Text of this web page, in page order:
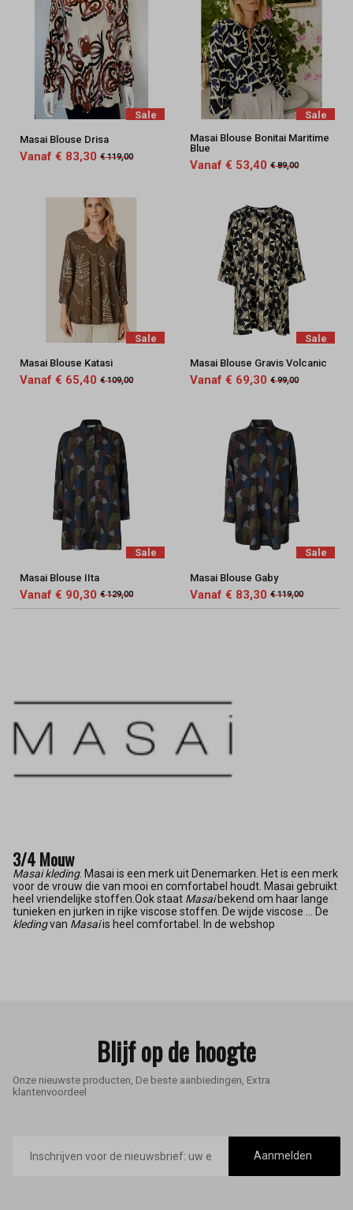
Sale
Masai Blouse Drisa
Vanaf € 83,30 € 119,00
Sale
Masai Blouse Bonitai Maritime
Blue
Vanaf € 53,40 € 89,00
Sale
Masai Blouse Katasi
Vanaf € 65,40 € 109,00
Sale
Masai Blouse Gravis Volcanic
Vanaf € 69,30 € 99,00
Sale
Masai Blouse IIta
Vanaf € 90,30 € 129,00
Sale
Masai Blouse Gaby
Vanaf € 83,30 € 119,00
3/4 Mouw
Masai kleding. Masai is een merk uit Denemarken. Het is een merk
voor de vrouw die van mooi en comfortabel houdt. Masai gebruikt
heel vriendelijke stoffen.Ook staat Masaibekend om haar lange
tunieken en jurken in rijke viscose stoffen. De wijde viscose ... De
kledingvan Masaiis heel comfortabel. In de webshop
Blijf op de hoogte
Onze nieuwste producten, De beste aanbiedingen, Extra
klantenvoordeel
mailadres
Aanmelden